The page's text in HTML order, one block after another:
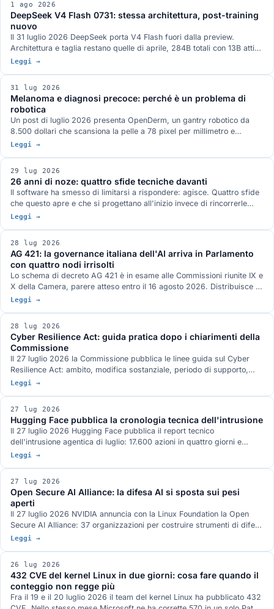
1 ago 2026
DeepSeek V4 Flash 0731: stessa architettura, post-training
nuovo
Il 31 luglio 2026 DeepSeek porta V4 Flash fuori dalla preview.
Architettura e taglia restano quelle di aprile, 284B totali con 13B attivi,
e il guadagno viene tutto dal post-training rifatto: Terminal-Bench 2.1
antirez.
Leggi →
31 lug 2026
Melanoma e diagnosi precoce: perché è un problema di
robotica
Un post di luglio 2026 presenta OpenDerm, un gantry robotico da
8.500 dollari che scansiona la pelle a 78 pixel per millimetro e
sostiene che il collo di bottiglia della diagnosi precoce non è il
chirurgiche in dermoscopia, il primo software AI approvato per
guidare un ecografo.
Leggi →
29 lug 2026
26 anni di noze: quattro sfide tecniche davanti
Il software ha smesso di limitarsi a rispondere: agisce. Quattro sfide
che questo apre e che si progettano all'inizio invece di rincorrerle
dopo: chi autorizza gli agenti, portare il modello al dato, la conformità
Leggi →
28 lug 2026
AG 421: la governance italiana dell'AI arriva in Parlamento
con quattro nodi irrisolti
Lo schema di decreto AG 421 è in esame alle Commissioni riunite IX e
X della Camera, parere atteso entro il 16 agosto 2026. Distribuisce i
poteri fra sei autorità e disciplina formazione, lavoro, sanità,
24 luglio.
Leggi →
28 lug 2026
Cyber Resilience Act: guida pratica dopo i chiarimenti della
Commissione
Il 27 luglio 2026 la Commissione pubblica le linee guida sul Cyber
Resilience Act: ambito, modifica sostanziale, periodo di supporto,
reporting e valutazione del rischio, con 67 esempi pratici e attenzione
Leggi →
27 lug 2026
Hugging Face pubblica la cronologia tecnica dell'intrusione
Il 27 luglio 2026 Hugging Face pubblica il report tecnico
dell'intrusione agentica di luglio: 17.600 azioni in quattro giorni e
mezzo, due vettori di ingresso, una credenziale condivisa legata a
Leggi →
27 lug 2026
Open Secure AI Alliance: la difesa AI si sposta sui pesi
aperti
Il 27 luglio 2026 NVIDIA annuncia con la Linux Foundation la Open
Secure AI Alliance: 37 organizzazioni per costruire strumenti di difesa
ispezionabili, con modelli e pesi aperti al centro. L'argomento
analoghe esistono già e chi manca all'appello.
Leggi →
26 lug 2026
432 CVE del kernel Linux in due giorni: cosa fare quando il
conteggio non regge più
Fra il 19 e il 20 luglio 2026 il team del kernel Linux ha pubblicato 432